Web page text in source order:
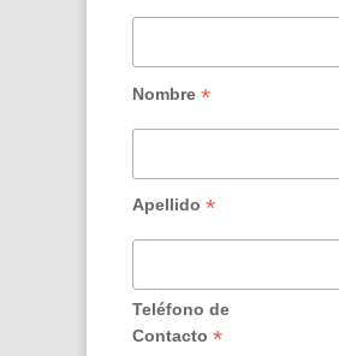
Nombre *
Apellido *
Teléfono de
Contacto *